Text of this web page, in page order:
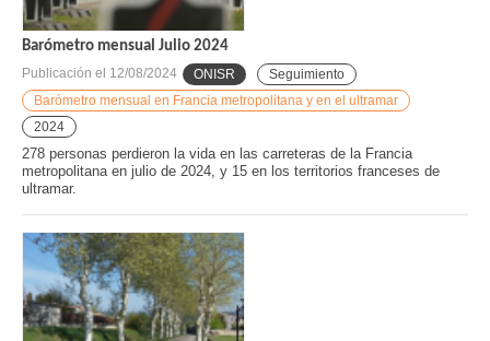
Barómetro mensual Julio 2024
Publicación el 12/08/2024 ONISR
Seguimiento
Barómetro mensual en Francia metropolitana y en el ultramar
2024
278 personas perdieron la vida en las carreteras de la Francia
metropolitana en julio de 2024, y 15 en los territorios franceses de
ultramar.